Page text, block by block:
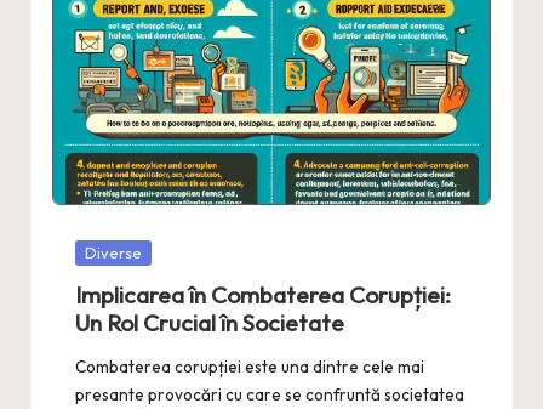
Posted
Diverse
Implicarea în Combaterea Corupției:
Un Rol Crucial în Societate
Combaterea corupției este una dintre cele mai
presante provocări cu care se confruntă societatea